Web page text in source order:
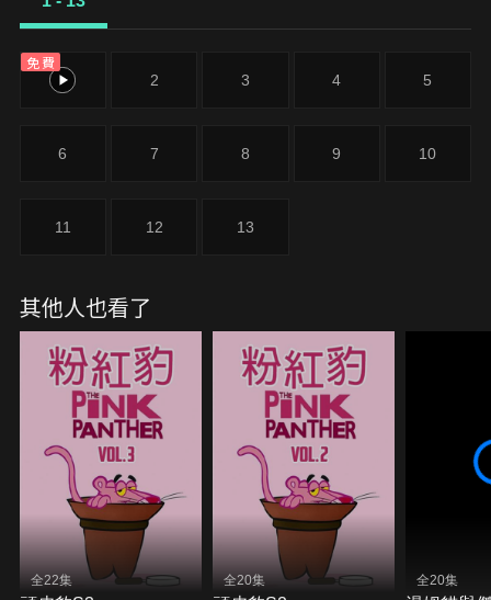
免費
1 2 3 4 5
6 7 8 9 10
11 12 13
其他人也看了
全22集 全20集 全20集